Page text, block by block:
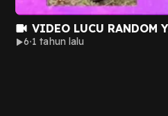
VIDEO LUCU RANDOM
6 1 tahun lalu